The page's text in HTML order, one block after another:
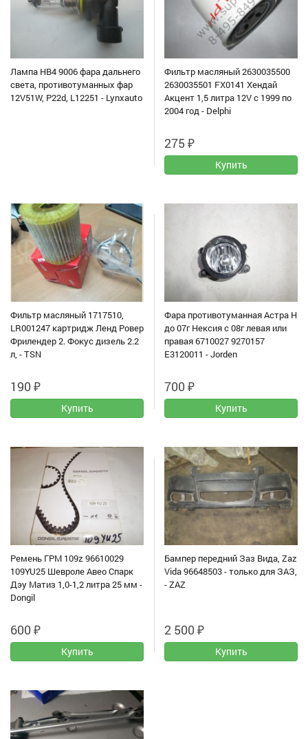
Лампа HB4 9006 фара дальнего
света, противотуманных фар
12V51W, P22d, L12251 - Lynxauto
Фильтр масляный 2630035500
2630035501 FX0141 Хендай
Акцент 1,5 литра 12V с 1999 по
2004 год - Delphi
275 ₽
Фильтр масляный 1717510,
LR001247 картридж Ленд Ровер
Фрилендер 2. Фокус дизель 2.2
л, - ТSN
190₽
Фара противотуманная Астра H
до 07г Нексия с 08г левая или
правая 6710027 9270157
E3120011 - Jorden
700₽
Ремень ГРМ 109z 96610029
109YU25 Шевроле Авео Спарк
Дэу Матиз 1,0-1,2 литра 25 мм -
Dongil
600₽
Бампер передний Заз Вида, Zaz
Vida 96648503 - только для ЗАЗ,
- ZAZ
2 500₽